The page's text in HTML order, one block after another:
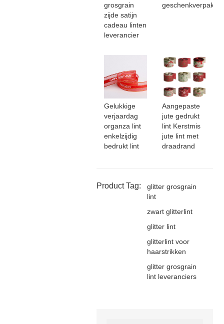
grosgrain
zijde satijn
cadeau linten
leverancier
Gelukkige
verjaardag
organza lint
enkelzijdig
bedrukt lint
Aangepaste
jute gedrukt
lint Kerstmis
jute lint met
draadrand
Product Tag:
glitter grosgrain
lint
zwart glitterlint
glitter lint
glitterlint voor
haarstrikken
glitter grosgrain
lint leveranciers